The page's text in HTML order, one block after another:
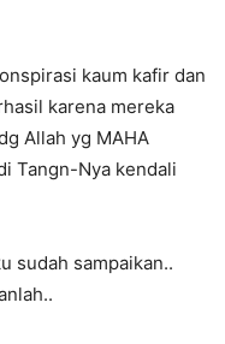
kaum kafir dan
karena mereka
Allah yg MAHA
Tangn-Nya kendali
sudah sampaikan..